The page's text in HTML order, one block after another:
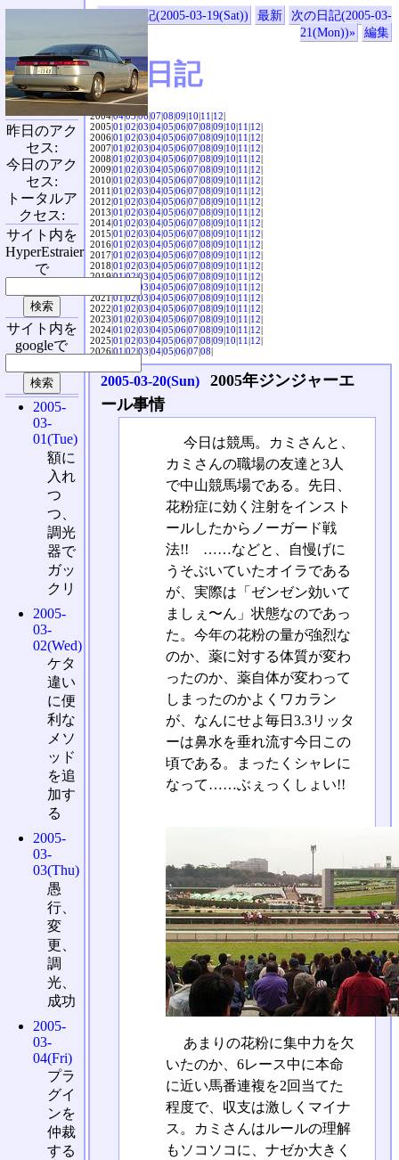
«前の日記(2005-03-19(Sat)) 最新
次の日記(2005-03-
21(Mon))»
編集
SVX日記
2004|04|05|06|07|08|09|10|11|12|
2005|01|02|03|04|05|06|07|08|09|10|11|12|
2006|01|02|03|04|05|06|07|08|09|10|11|12|
2007|01|02|03|04|05|06|07|08|09|10|11|12|
2008|01|02|03|04|05|06|07|08|09|10|11|12|
2009|01|02|03|04|05|06|07|08|09|10|11|12|
2010|01|02|03|04|05|06|07|08|09|10|11|12|
2011|01|02|03|04|05|06|07|08|09|10|11|12|
2012|01|02|03|04|05|06|07|08|09|10|11|12|
2013|01|02|03|04|05|06|07|08|09|10|11|12|
2014|01|02|03|04|05|06|07|08|09|10|11|12|
2015|01|02|03|04|05|06|07|08|09|10|11|12|
2016|01|02|03|04|05|06|07|08|09|10|11|12|
2017|01|02|03|04|05|06|07|08|09|10|11|12|
2018|01|02|03|04|05|06|07|08|09|10|11|12|
2019|01|02|03|04|05|06|07|08|09|10|11|12|
03|04|05|06|07|08|09|10|11|12|
2021|01|02|03|04|05|06|07|08|09|10|11|12|
2022|01|02|03|04|05|06|07|08|09|10|11|12|
2023|01|02|03|04|05|06|07|08|09|10|11|12|
2024|01|02|03|04|05|06|07|08|09|10|11|12|
2025|01|02|03|04|05|06|07|08|09|10|11|12|
2026|01|02|03|04|05|06|07|08|
2005-03-20(Sun)
2005年ジンジャーエ
ール事情
今日は競馬。カミさんと、
カミさんの職場の友達と3人
で中山競馬場である。先日、
花粉症に効く注射をインスト
ールしたからノーガード戦
法!! ……などと、自慢げに
うそぶいていたオイラである
が、実際は「ゼンゼン効いて
ましぇ〜ん」状態なのであっ
た。今年の花粉の量が強烈な
のか、薬に対する体質が変わ
ったのか、薬自体が変わって
しまったのかよくワカラン
が、なんにせよ毎日3.3リッタ
ーは鼻水を垂れ流す今日この
頃である。まったくシャレに
なって……ぶぇっくしょい!!
あまりの花粉に集中力を欠
いたのか、6レース中に本命
に近い馬番連複を2回当てた
程度で、収支は激しくマイナ
ス。カミさんはルールの理解
もソコソコに、ナゼか大きく
昨日のアク
セス:
今日のアク
セス:
トータルア
クセス:
サイト内を
HyperEstraier
で
サイト内を
googleで
2005-
03-
01(Tue)
額に
入れ
つ
つ、
調光
器で
ガッ
クリ
2005-
03-
02(Wed)
ケタ
違い
に便
利な
メソ
ッド
を追
加す
る
2005-
03-
03(Thu)
愚
行、
変
更、
調
光、
成功
2005-
03-
04(Fri)
プラ
グイ
ンを
仲裁
する